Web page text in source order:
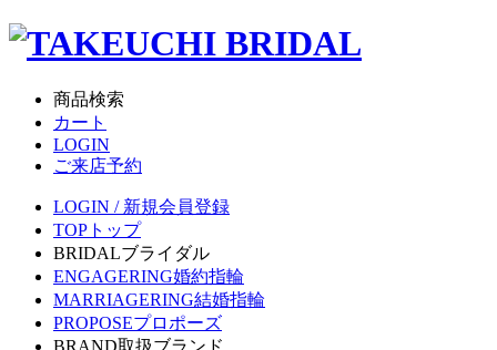
商品検索
カート
LOGIN
ご来店予約
LOGIN / 新規会員登録
TOP トップ
BRIDALブライダル
ENGAGERING婚約指輪
MARRIAGERING結婚指輪
PROPOSEプロポーズ
BRAND取扱ブランド